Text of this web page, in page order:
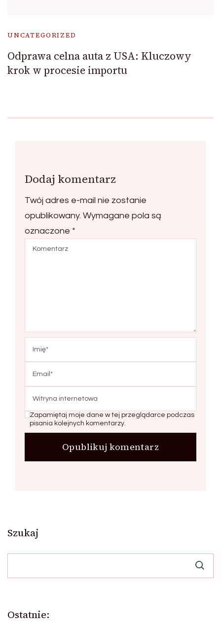
UNCATEGORIZED
Odprawa celna auta z USA: Kluczowy
krok w procesie importu
Dodaj komentarz
Twój adres e-mail nie zostanie
opublikowany. Wymagane pola są
oznaczone *
Zapamiętaj moje dane w tej przeglądarce podczas
pisania kolejnych komentarzy.
Szukaj
Ostatnie: